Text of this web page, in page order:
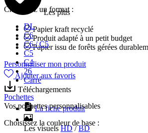
Choisissez un format :
DL
C6
C6 / C5
C5
C4
26
Carré
Pochettes
Vos pochettes personnalisables
Choisissez la couleur de base :
Les plus
Papier kraft recyclé
Produit adapté à un petit budget
Papier issu de forêts gérées
Personnaliser mon produit
Ajouter aux favoris
Téléchargements
La fiche produit
Les visuels HD / BD